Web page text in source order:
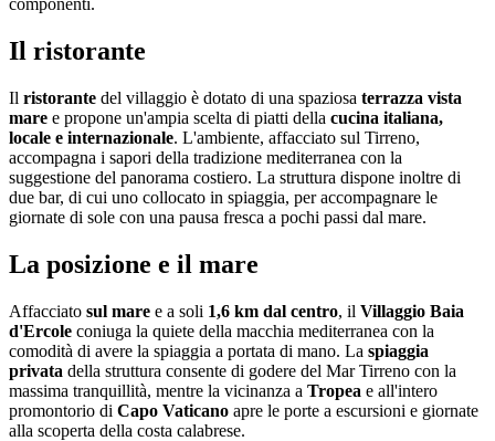
componenti.
Il ristorante
Il ristorante del villaggio è dotato di una spaziosa terrazza vista
mare e propone un'ampia scelta di piatti della cucina italiana,
locale e internazionale. L'ambiente, affacciato sul Tirreno,
accompagna i sapori della tradizione mediterranea con la
suggestione del panorama costiero. La struttura dispone inoltre di
due bar, di cui uno collocato in spiaggia, per accompagnare le
giornate di sole con una pausa fresca a pochi passi dal mare.
La posizione e il mare
Affacciato sul mare e a soli 1,6 km dal centro, il Villaggio Baia
d'Ercole coniuga la quiete della macchia mediterranea con la
comodità di avere la spiaggia a portata di mano. La spiaggia
privata della struttura consente di godere del Mar Tirreno con la
massima tranquillità, mentre la vicinanza a Tropea e all'intero
promontorio di Capo Vaticano apre le porte a escursioni e giornate
alla scoperta della costa calabrese.